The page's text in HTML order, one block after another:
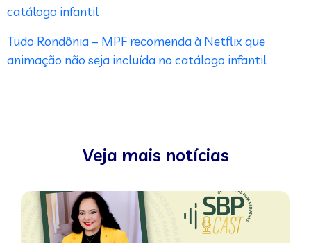
catálogo infantil
Tudo Rondônia – MPF recomenda à Netflix que
animação não seja incluída no catálogo infantil
Veja mais notícias